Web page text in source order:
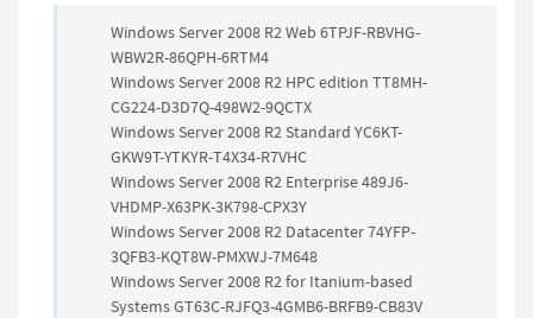
Windows Server 2008 R2 Web 6TPJF-RBVHG-
WBW2R-86QPH-6RTM4
Windows Server 2008 R2 HPC edition TT8MH-
CG224-D3D7Q-498W2-9QCTX
Windows Server 2008 R2 Standard YC6KT-
GKW9T-YTKYR-T4X34-R7VHC
Windows Server 2008 R2 Enterprise 489J6-
VHDMP-X63PK-3K798-CPX3Y
Windows Server 2008 R2 Datacenter 74YFP-
3QFB3-KQT8W-PMXWJ-7M648
Windows Server 2008 R2 for Itanium-based
Systems GT63C-RJFQ3-4GMB6-BRFB9-CB83V